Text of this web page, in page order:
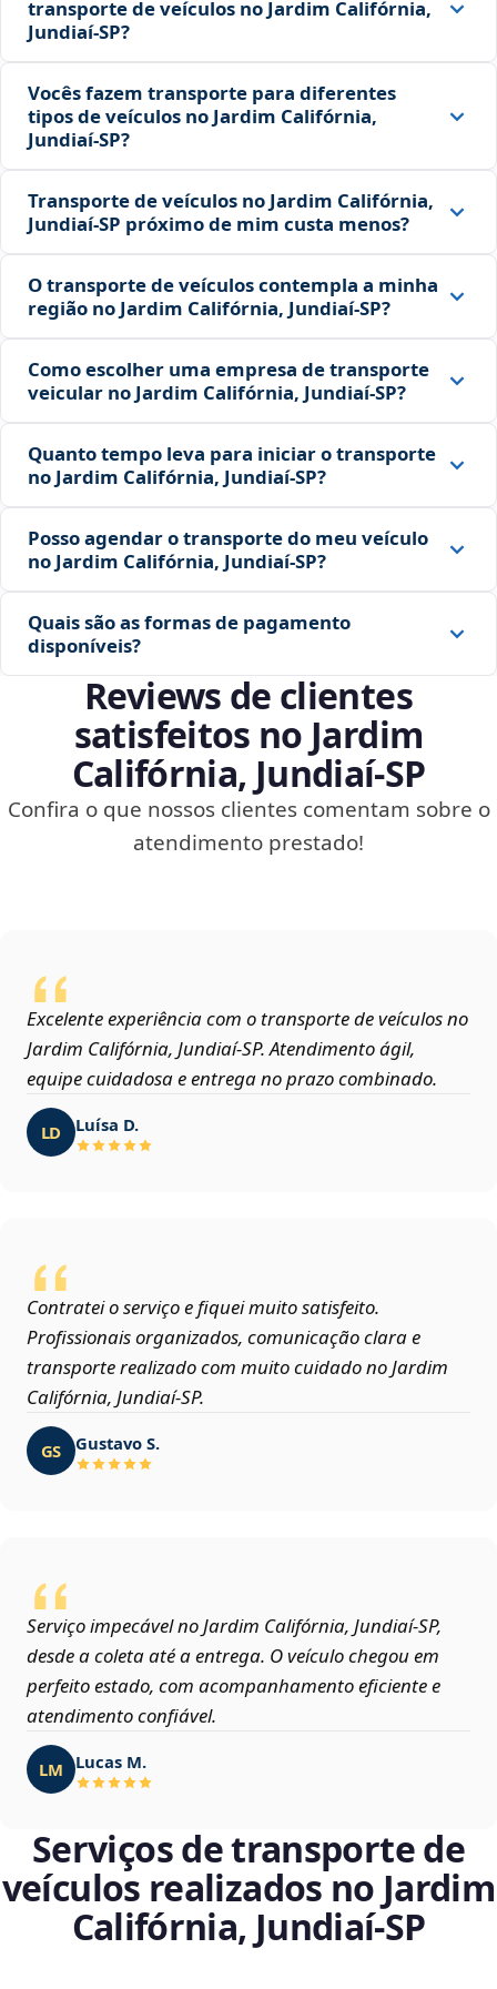
transporte de veículos no Jardim Califórnia,
Jundiaí‑SP?
Vocês fazem transporte para diferentes
tipos de veículos no Jardim Califórnia,
Jundiaí‑SP?
Transporte de veículos no Jardim Califórnia,
Jundiaí‑SP próximo de mim custa menos?
O transporte de veículos contempla a minha
região no Jardim Califórnia, Jundiaí‑SP?
Como escolher uma empresa de transporte
veicular no Jardim Califórnia, Jundiaí‑SP?
Quanto tempo leva para iniciar o transporte
no Jardim Califórnia, Jundiaí‑SP?
Posso agendar o transporte do meu veículo
no Jardim Califórnia, Jundiaí‑SP?
Quais são as formas de pagamento
disponíveis?
Reviews de clientes
satisfeitos no Jardim
Califórnia, Jundiaí‑SP
Confira o que nossos clientes comentam sobre o
atendimento prestado!
Excelente experiência com o transporte de veículos no
Jardim Califórnia, Jundiaí‑SP. Atendimento ágil,
equipe cuidadosa e entrega no prazo combinado.
LD Luísa D.
Contratei o serviço e fiquei muito satisfeito.
Profissionais organizados, comunicação clara e
transporte realizado com muito cuidado no Jardim
Califórnia, Jundiaí‑SP.
GS Gustavo S.
Serviço impecável no Jardim Califórnia, Jundiaí‑SP,
desde a coleta até a entrega. O veículo chegou em
perfeito estado, com acompanhamento eficiente e
atendimento confiável.
LM Lucas M.
Serviços de transporte de
veículos realizados no Jardim
Califórnia, Jundiaí‑SP